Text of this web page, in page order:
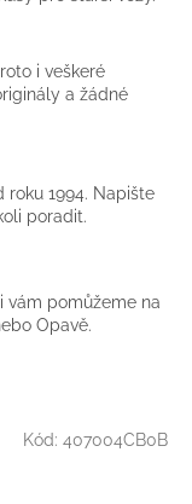
i veškeré
a žádné
roku 1994. Napište
poradit.
vám pomůžeme na
Opavě.
Kód: 407004CB0B